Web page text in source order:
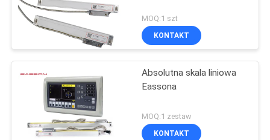
MOQ:1 szt
KONTAKT
Absolutna skala liniowa
Eassona
MOQ:1 zestaw
KONTAKT